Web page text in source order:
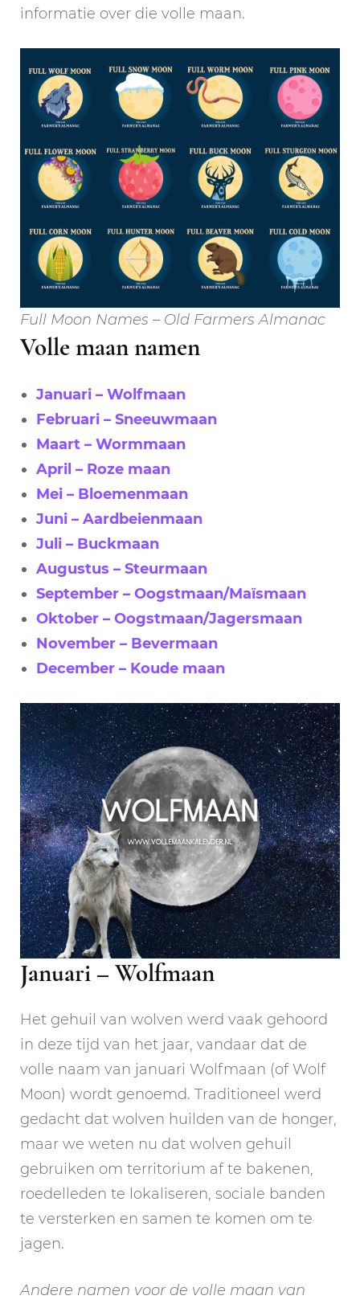
informatie over die volle maan.
Full Moon Names – Old Farmers Almanac
Volle maan namen
Januari – Wolfmaan
Februari – Sneeuwmaan
Maart – Wormmaan
April – Roze maan
Mei – Bloemenmaan
Juni – Aardbeienmaan
Juli – Buckmaan
Augustus – Steurmaan
September – Oogstmaan/Maïsmaan
Oktober – Oogstmaan/Jagersmaan
November – Bevermaan
December – Koude maan
Januari – Wolfmaan
Het gehuil van wolven werd vaak gehoord
in deze tijd van het jaar, vandaar dat de
volle naam van januari Wolfmaan (of Wolf
Moon) wordt genoemd. Traditioneel werd
gedacht dat wolven huilden van de honger,
maar we weten nu dat wolven gehuil
gebruiken om territorium af te bakenen,
roedelleden te lokaliseren, sociale banden
te versterken en samen te komen om te
jagen.
Andere namen voor de volle maan van